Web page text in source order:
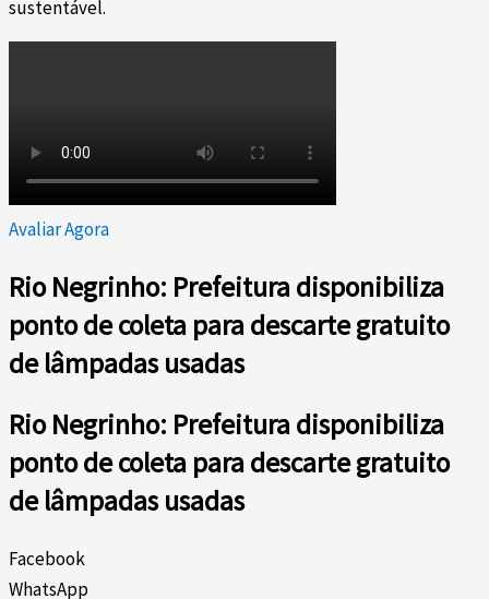
sustentável.
Avaliar Agora
Rio Negrinho: Prefeitura disponibiliza
ponto de coleta para descarte gratuito
de lâmpadas usadas
Rio Negrinho: Prefeitura disponibiliza
ponto de coleta para descarte gratuito
de lâmpadas usadas
Facebook
WhatsApp